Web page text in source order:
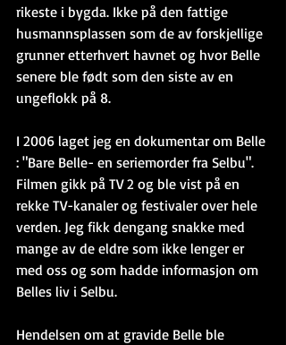
rikeste i bygda. Ikke på den fattige
husmannsplassen som de av forskjellige
grunner etterhvert havnet og hvor Belle
senere ble født som den siste av en
ungeflokk på 8.
I 2006 laget jeg en dokumentar om Belle
: "Bare Belle- en seriemorder fra Selbu".
Filmen gikk på TV 2 og ble vist på en
rekke TV-kanaler og festivaler over hele
verden. Jeg fikk dengang snakke med
mange av de eldre som ikke lenger er
med oss og som hadde informasjon om
Belles liv i Selbu.
Hendelsen om at gravide Belle ble